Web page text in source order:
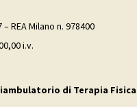
– REA Milano n. 978400
i.v.
di Terapia